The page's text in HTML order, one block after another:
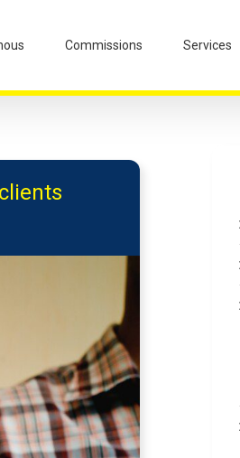
Commissions Services